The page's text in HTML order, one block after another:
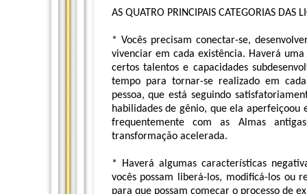
AS QUATRO PRINCIPAIS CATEGORIAS DAS
* Vocês precisam conectar-se,
vivenciar em cada existência. Haverá
certos talentos e capacidades
tempo para tornar-se realizado em
pessoa, que está seguindo
habilidades de gênio, que ela aperfeiçoou
frequentemente com as Almas
transformação acelerada.
* Haverá algumas características
vocês possam liberá-los, modificá-los ou
para que possam começar o processo de